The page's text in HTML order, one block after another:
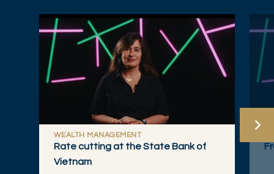
WEALTH MANAGEMENT
Rate cutting at the State Bank of
Vietnam